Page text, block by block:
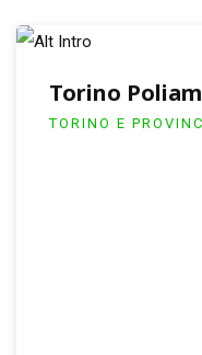
Torino
TORINO E